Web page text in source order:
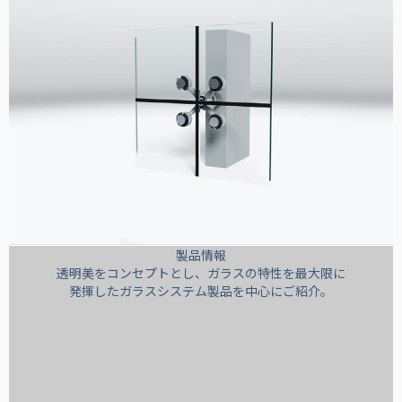
製品情報
透明美をコンセプトとし、ガラスの特性を最大限に
発揮したガラスシステム製品を中心にご紹介。